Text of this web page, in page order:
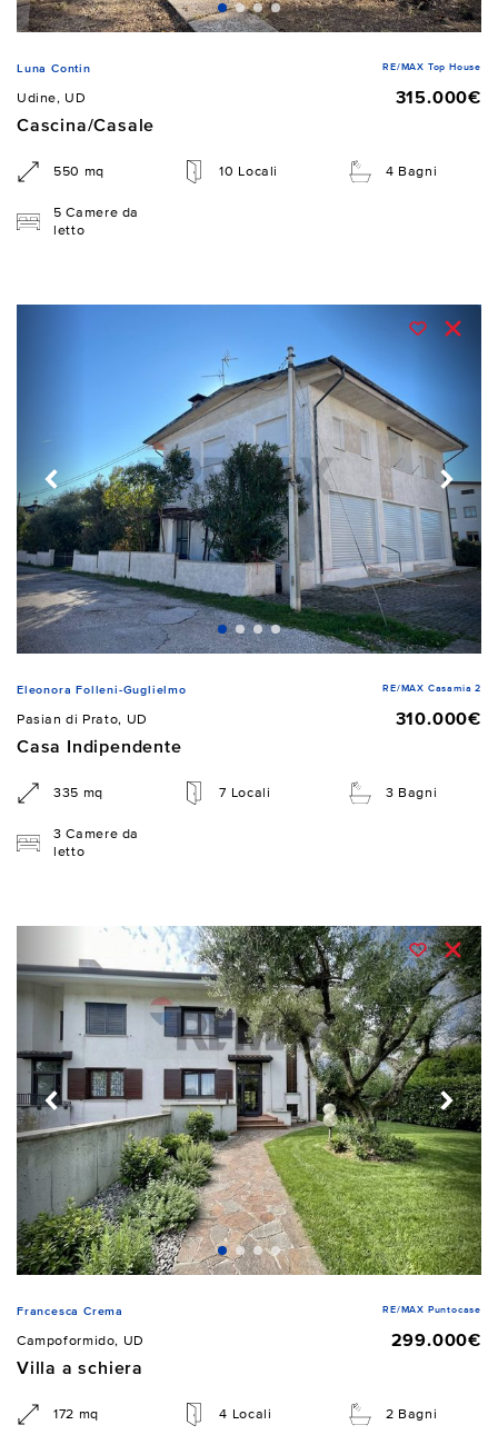
Luna Contin RE/MAX Top House
Udine, UD
315.000€
Cascina/Casale
550 mq 10 Locali 4 Bagni
5 Camere da
letto
Eleonora Folleni-Guglielmo RE/MAX Casamia 2
Pasian di Prato, UD
310.000€
Casa Indipendente
335 mq 7 Locali 3 Bagni
3 Camere da
letto
Francesca Crema RE/MAX Puntocase
Campoformido, UD
299.000€
Villa a schiera
172 mq 4 Locali 2 Bagni